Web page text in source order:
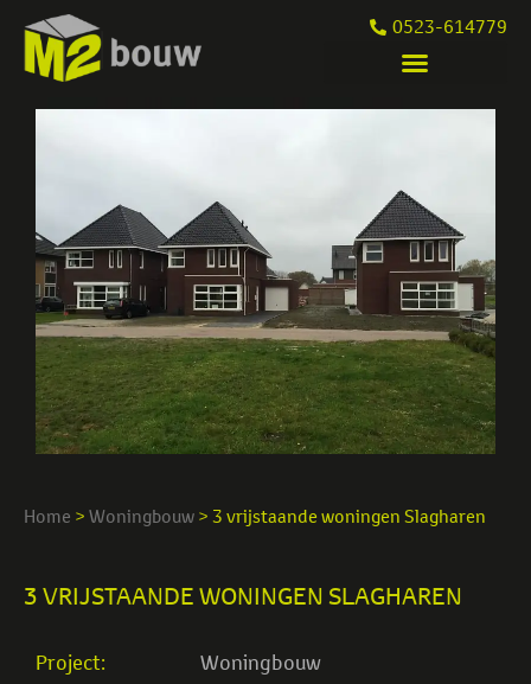
0523-614779
Home > Woningbouw > 3 vrijstaande woningen Slagharen
3 VRIJSTAANDE WONINGEN SLAGHAREN
Project:
Woningbouw